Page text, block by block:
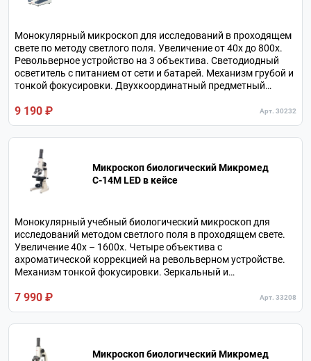
Монокулярный микроскоп для исследований в проходящем
свете по методу светлого поля. Увеличение от 40х до 800х.
Револьверное устройство на 3 объектива. Светодиодный
осветитель с питанием от сети и батарей. Механизм грубой и
тонкой фокусировки. Двухкоординатный предметный
9 190 ₽ Арт. 30232
Микроскоп биологический Микромед
C-14M LED в кейсе
Монокулярный учебный биологический микроскоп для
исследований методом светлого поля в проходящем свете.
Увеличение 40х – 1600х. Четыре объектива с
ахроматической коррекцией на револьверном устройстве.
Механизм тонкой фокусировки. Зеркальный и
7 990 ₽ Арт. 33208
Микроскоп биологический Микромед